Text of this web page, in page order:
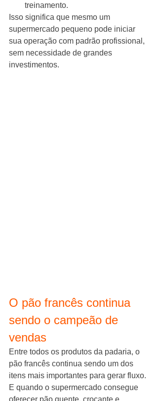
treinamento.
Isso significa que mesmo um
supermercado pequeno pode iniciar
sua operação com padrão profissional,
sem necessidade de grandes
investimentos.
O pão francês continua
sendo o campeão de
vendas
Entre todos os produtos da padaria, o
pão francês continua sendo um dos
itens mais importantes para gerar fluxo.
E quando o supermercado consegue